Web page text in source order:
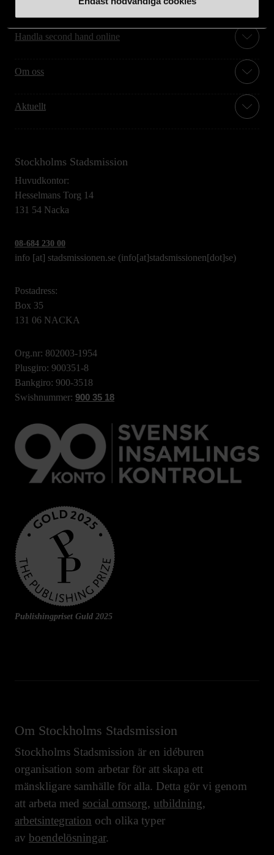
Handla second hand online
Om oss
Aktuellt
Stockholms Stadsmission
Huvudkontor:
Hesselmans Torg 14
131 54 Nacka
08-684 230 00
info [at] stadsmissionen.se (info[at]stadsmissionen[dot]se)
Postadress:
Box 35
131 06 NACKA
Org.nr: 802003-1954
Plusgiro: 900351-8
Bankgiro: 900-3518
Swishnummer: 900 35 18
Publishingpriset Guld 2025
Om Stockholms Stadsmission
Stockholms Stadsmission är en idéburen
organisation som arbetar för att skapa ett
mänskligare samhälle för alla. Detta gör vi genom
att arbeta med social omsorg, utbildning,
arbetsintegration och olika typer
av boendelösningar.